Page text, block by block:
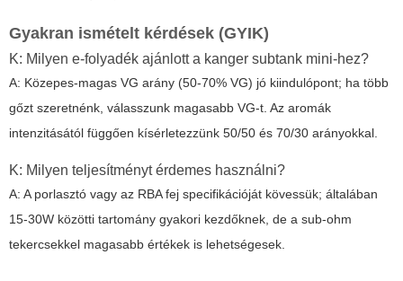
Gyakran ismételt kérdések (GYIK)
K: Milyen e-folyadék ajánlott a kanger subtank mini-hez?
A: Közepes-magas VG arány (50-70% VG) jó kiindulópont; ha több
gőzt szeretnénk, válasszunk magasabb VG-t. Az aromák
intenzitásától függően kísérletezzünk 50/50 és 70/30 arányokkal.
K: Milyen teljesítményt érdemes használni?
A: A porlasztó vagy az RBA fej specifikációját kövessük; általában
15-30W közötti tartomány gyakori kezdőknek, de a sub-ohm
tekercsekkel magasabb értékek is lehetségesek.